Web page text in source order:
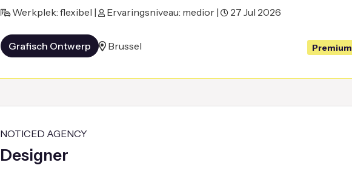
Werkplek: flexibel | Ervaringsniveau: medior | 27 Jul 2026
Grafisch Ontwerp Brussel Premium
NOTICED AGENCY
Designer